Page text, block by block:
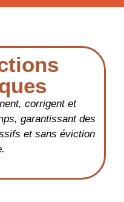
corrigent et
garantissant des
et sans éviction